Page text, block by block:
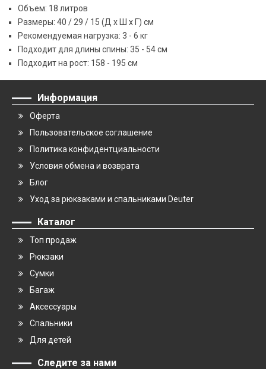
Объем: 18 литров
Размеры: 40 / 29 / 15 (Д x Ш x Г) см
Рекомендуемая нагрузка: 3 - 6 кг
Подходит для длины спины: 35 - 54 см
Подходит на рост: 158 - 195 см
Информация
Оферта
Пользовательское соглашение
Политика конфидентциальности
Условия обмена и возврата
Блог
Уход за рюкзаками и спальниками Deuter
Каталог
Топ продаж
Рюкзаки
Сумки
Багаж
Аксессуары
Спальники
Для детей
Следите за нами